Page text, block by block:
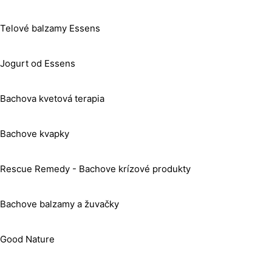
Telové balzamy Essens
Jogurt od Essens
Bachova kvetová terapia
Bachove kvapky
Rescue Remedy - Bachove krízové produkty
Bachove balzamy a žuvačky
Good Nature